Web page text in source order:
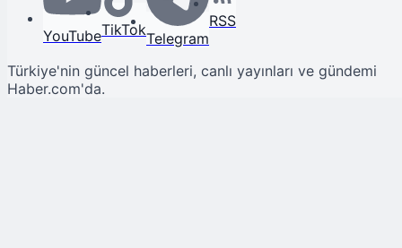
YouTubeTikTokTelegram
RSS
Türkiye'nin güncel haberleri, canlı yayınları ve gündemi
Haber.com'da.